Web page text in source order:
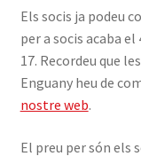
Els socis ja podeu
per a socis acaba
17. Recordeu que
Enguany heu de
nostre web.
El preu per són els